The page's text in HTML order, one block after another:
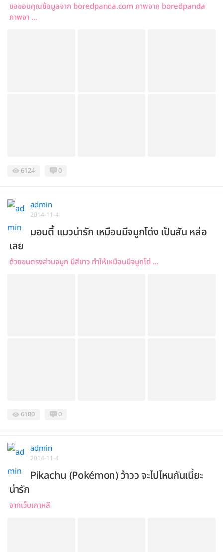
ขอขอบคุณข้อมูลจาก boredpanda.com ภาพจาก boredpanda
ภาพจา ...
6124 0
admin
2014-11-4
มอนตี้ แมวน่ารัก เหมือนมีจมูกโด่ง เป็นสัน หล่อ
เลย
ด้วยขนตรงส่วนจมูก มีสีขาว ทำให้เหมือนมีจมูกโด่ ...
6180 0
admin
2014-11-4
Pikachu (Pokémon) ว้าวว จะไปไหนกันเนี้ยะ
น่ารัก
จากเว็บเกาหลี